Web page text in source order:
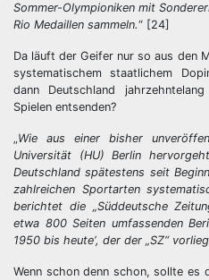
Sommer-Olympioniken mit
Rio Medaillen sammeln.“ [24]
Da läuft der Geifer nur so aus den
systematischem staatlichem
dann Deutschland
Spielen entsenden?
„Wie aus einer bisher
Universität (HU) Berlin
Deutschland spätestens seit
zahlreichen Sportarten
berichtet die „Süddeutsche
etwa 800 Seiten umfassenden
1950 bis heute‘, der der „SZ“
Wenn schon denn schon, sollte es